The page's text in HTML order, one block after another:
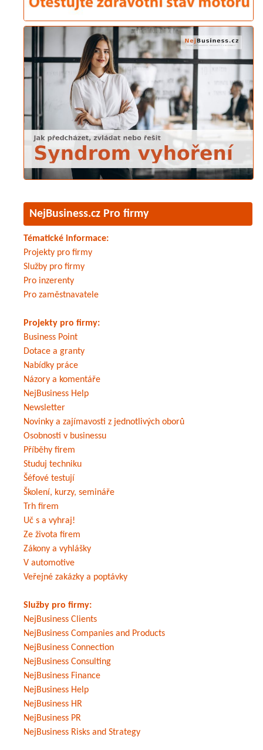
NejBusiness.cz Pro firmy
Tématické informace:
Projekty pro firmy
Služby pro firmy
Pro inzerenty
Pro zaměstnavatele
Projekty pro firmy:
Business Point
Dotace a granty
Nabídky práce
Názory a komentáře
NejBusiness Help
Newsletter
Novinky a zajímavosti z jednotlivých oborů
Osobnosti v businessu
Příběhy firem
Studuj techniku
Šéfové testují
Školení, kurzy, semináře
Trh firem
Uč s a vyhraj!
Ze života firem
Zákony a vyhlášky
V automotive
Veřejné zakázky a poptávky
Služby pro firmy:
NejBusiness Clients
NejBusiness Companies and Products
NejBusiness Connection
NejBusiness Consulting
NejBusiness Finance
NejBusiness Help
NejBusiness HR
NejBusiness PR
NejBusiness Risks and Strategy